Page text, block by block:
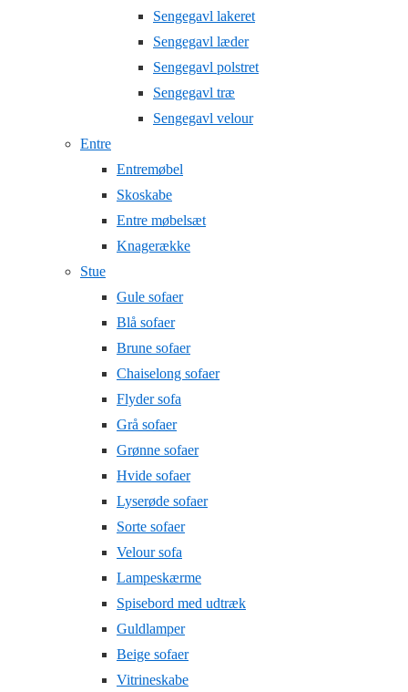
Sengegavl lakeret
Sengegavl læder
Sengegavl polstret
Sengegavl træ
Sengegavl velour
Entre
Entremøbel
Skoskabe
Entre møbelsæt
Knagerække
Stue
Gule sofaer
Blå sofaer
Brune sofaer
Chaiselong sofaer
Flyder sofa
Grå sofaer
Grønne sofaer
Hvide sofaer
Lyserøde sofaer
Sorte sofaer
Velour sofa
Lampeskærme
Spisebord med udtræk
Guldlamper
Beige sofaer
Vitrineskabe